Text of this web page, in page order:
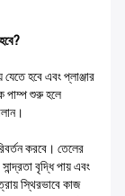
হবে এবং প্লাঞ্জার
পাম্প শুরু হলে
করবে। তেলের
বৃদ্ধি পায় এবং
স্থিরভাবে কাজ